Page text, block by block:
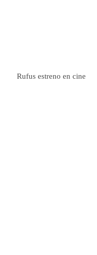
Rufus estreno en cines